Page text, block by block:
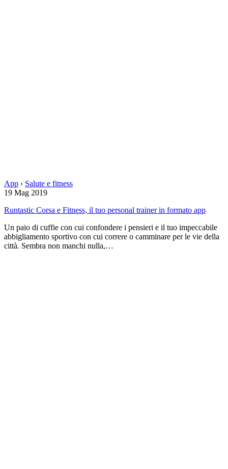
App › Salute e fitness
19 Mag 2019
Runtastic Corsa e Fitness, il tuo personal trainer in formato app
Un paio di cuffie con cui confondere i pensieri e il tuo impeccabile
abbigliamento sportivo con cui correre o camminare per le vie della
città. Sembra non manchi nulla,…